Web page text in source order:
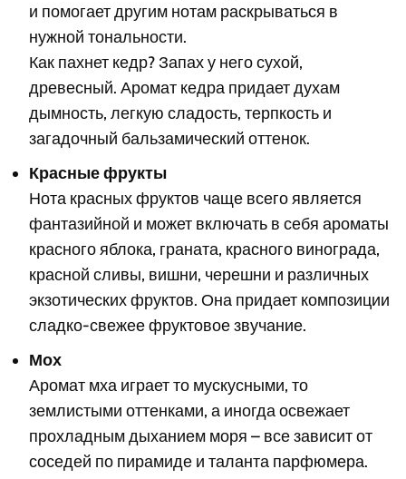
и помогает другим нотам раскрываться в
нужной тональности.
Как пахнет кедр? Запах у него сухой,
древесный. Аромат кедра придает духам
дымность, легкую сладость, терпкость и
загадочный бальзамический оттенок.
Красные фрукты
Нота красных фруктов чаще всего является
фантазийной и может включать в себя ароматы
красного яблока, граната, красного винограда,
красной сливы, вишни, черешни и различных
экзотических фруктов. Она придает композиции
сладко-свежее фруктовое звучание.
Мох
Аромат мха играет то мускусными, то
землистыми оттенками, а иногда освежает
прохладным дыханием моря – все зависит от
соседей по пирамиде и таланта парфюмера.